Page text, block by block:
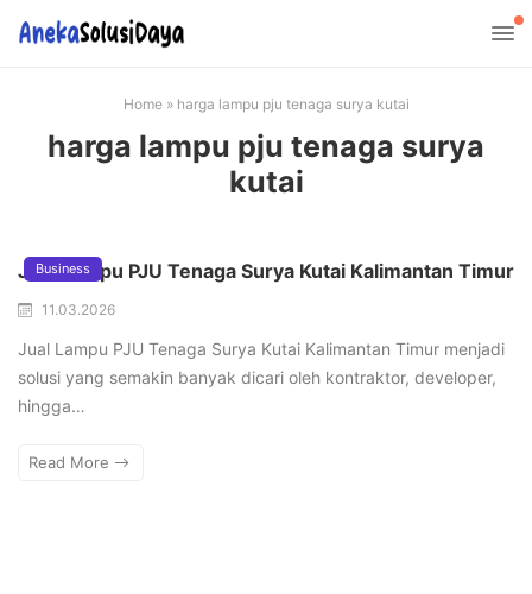
Home» harga lampu pju tenaga surya kutai
harga lampu pju tenaga surya
kutai
Business
Jual Lampu PJU Tenaga Surya Kutai Kalimantan Timur
11.03.2026
Jual Lampu PJU Tenaga Surya Kutai Kalimantan Timur menjadi
solusi yang semakin banyak dicari oleh kontraktor, developer,
hingga…
Read More